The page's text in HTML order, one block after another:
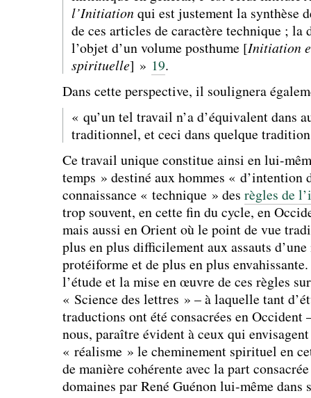
l’Initiationqui est justement la synthèse
de ces articles de caractère technique ; la
l’objet d’un volume posthume [Initiation
spirituelle] » 19.
Dans cette perspective, il soulignera
« qu’un tel travail n’a d’équivalent dans
traditionnel, et ceci dans quelque
Ce travail unique constitue ainsi en lui-
temps » destiné aux hommes « d’intention
connaissance « technique » des règles de
trop souvent, en cette fin du cycle, en
mais aussi en Orient où le point de vue
plus en plus difficilement aux assauts
protéiforme et de plus en plus
l’étude et la mise en œuvre de ces règles
« Science des lettres » – à laquelle tant
traductions ont été consacrées en Occident
nous, paraître évident à ceux qui
« réalisme » le cheminement spirituel en
de manière cohérente avec la part
domaines par René Guénon lui-même